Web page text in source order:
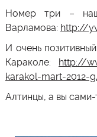
Номер три –
Варламова: http://
И очень
Караколе:
http://
karakol-mart-2012-
Алтинцы, а вы